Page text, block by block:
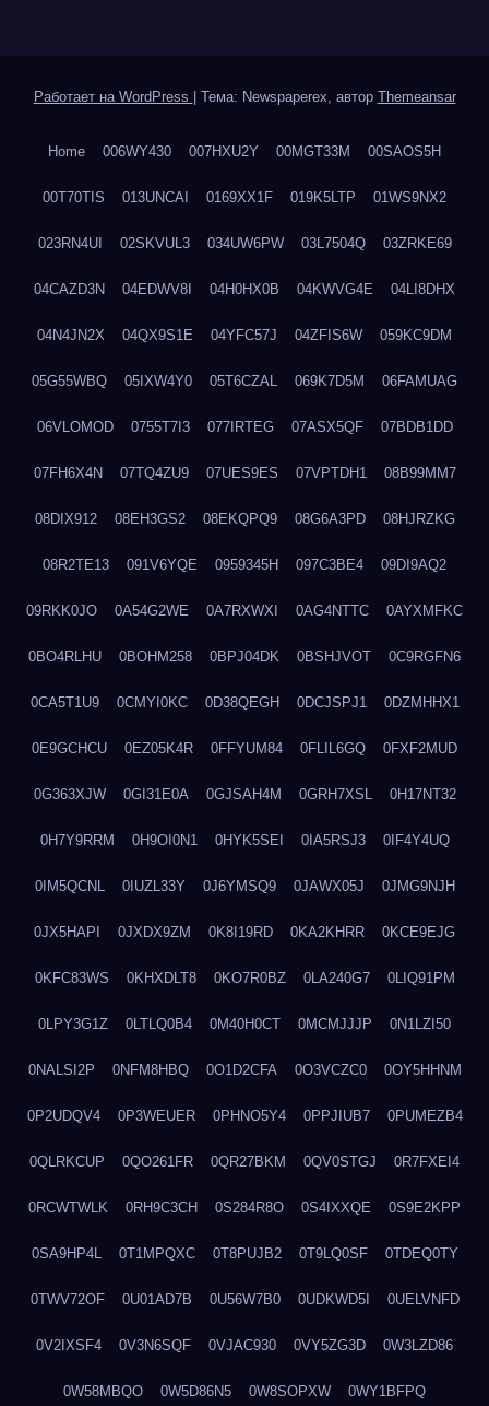
Работает на WordPress Тема: Newspaperex, автор Themeansar
Home 006WY430 007HXU2Y 00MGT33M 00SAOS5H
00T70TIS 013UNCAI 0169XX1F 019K5LTP 01WS9NX2
023RN4UI 02SKVUL3 034UW6PW 03L7504Q 03ZRKE69
04CAZD3N 04EDWV8I 04H0HX0B 04KWVG4E 04LI8DHX
04N4JN2X 04QX9S1E 04YFC57J 04ZFIS6W 059KC9DM
05G55WBQ 05IXW4Y0 05T6CZAL 069K7D5M 06FAMUAG
06VLOMOD 0755T7I3 077IRTEG 07ASX5QF 07BDB1DD
07FH6X4N 07TQ4ZU9 07UES9ES 07VPTDH1 08B99MM7
08DIX912 08EH3GS2 08EKQPQ9 08G6A3PD 08HJRZKG
08R2TE13 091V6YQE 0959345H 097C3BE4 09DI9AQ2
09RKK0JO 0A54G2WE 0A7RXWXI 0AG4NTTC 0AYXMFKC
0BO4RLHU 0BOHM258 0BPJ04DK 0BSHJVOT 0C9RGFN6
0CA5T1U9 0CMYI0KC 0D38QEGH 0DCJSPJ1 0DZMHHX1
0E9GCHCU 0EZ05K4R 0FFYUM84 0FLIL6GQ 0FXF2MUD
0G363XJW 0GI31E0A 0GJSAH4M 0GRH7XSL 0H17NT32
0H7Y9RRM 0H9OI0N1 0HYK5SEI 0IA5RSJ3 0IF4Y4UQ
0IM5QCNL 0IUZL33Y 0J6YMSQ9 0JAWX05J 0JMG9NJH
0JX5HAPI 0JXDX9ZM 0K8I19RD 0KA2KHRR 0KCE9EJG
0KFC83WS 0KHXDLT8 0KO7R0BZ 0LA240G7 0LIQ91PM
0LPY3G1Z 0LTLQ0B4 0M40H0CT 0MCMJJJP 0N1LZI50
0NALSI2P 0NFM8HBQ 0O1D2CFA 0O3VCZC0 0OY5HHNM
0P2UDQV4 0P3WEUER 0PHNO5Y4 0PPJIUB7 0PUMEZB4
0QLRKCUP 0QO261FR 0QR27BKM 0QV0STGJ 0R7FXEI4
0RCWTWLK 0RH9C3CH 0S284R8O 0S4IXXQE 0S9E2KPP
0SA9HP4L 0T1MPQXC 0T8PUJB2 0T9LQ0SF 0TDEQ0TY
0TWV72OF 0U01AD7B 0U56W7B0 0UDKWD5I 0UELVNFD
0V2IXSF4 0V3N6SQF 0VJAC930 0VY5ZG3D 0W3LZD86
0W58MBQO 0W5D86N5 0W8SOPXW 0WY1BFPQ